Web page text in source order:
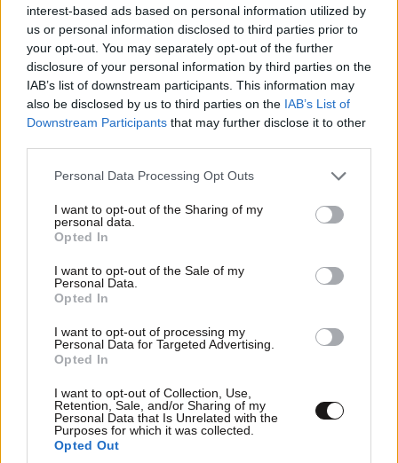
interest-based ads based on personal information utilized by
us or personal information disclosed to third parties prior to
your opt-out. You may separately opt-out of the further
disclosure of your personal information by third parties on the
IAB’s list of downstream participants. This information may
also be disclosed by us to third parties on the IAB’s List of
Downstream Participants that may further disclose it to other
Please note that this website/app uses one or more Google
not limited to your visit or usage behaviour. You may click to
grant or deny consent to Google and its third-party tags to
use your data for below specified purposes in below Google
consent section.
Personal Data Processing Opt Outs
I want to opt-out of the Sharing of my
personal data.
Opted In
I want to opt-out of the Sale of my
Personal Data.
Opted In
I want to opt-out of processing my
Personal Data for Targeted Advertising.
Opted In
I want to opt-out of Collection, Use,
Retention, Sale, and/or Sharing of my
Personal Data that Is Unrelated with the
Purposes for which it was collected.
Opted Out
Η δολοφονία της εγκύου Σάρον Τέιτ – Τι